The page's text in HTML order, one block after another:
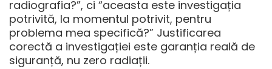
radiografia?”, ci “aceasta este investigația
potrivită, la momentul potrivit, pentru
problema mea specifică?” Justificarea
corectă a investigației este garanția reală de
siguranță, nu zero radiații.